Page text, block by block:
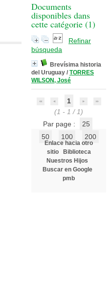
Documents
disponibles dans
cette catégorie (1)
Refinar
búsqueda
Brevísima historia
del Uruguay / TORRES
WILSON, José
1
(1 - 1 / 1)
Par page :
25
50
100 200
Enlace hacia otro
sitio
Biblioteca
Nuestros Hijos
Buscar en Google
pmb